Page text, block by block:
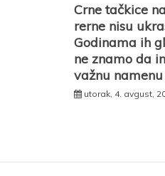
Crne tačkice
rerne nisu
Godinama ih
ne znamo da
važnu namenu
utorak, 4. avgust,